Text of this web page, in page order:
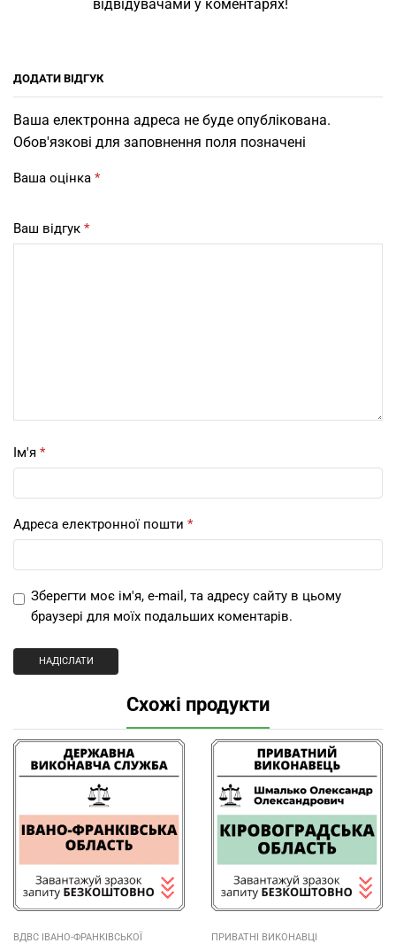
відвідувачами у коментарях!
ДОДАТИ ВІДГУК
Ваша електронна адреса не буде опублікована.
Обов'язкові для заповнення поля позначені
Ваша оцінка *
Ваш відгук *
Ім'я *
Адреса електронної пошти *
Зберегти моє ім'я, e-mail, та адресу сайту в цьому
браузері для моїх подальших коментарів.
Схожі продукти
ВДВС ІВАНО-ФРАНКІВСЬКОЇ
ПРИВАТНІ ВИКОНАВЦІ